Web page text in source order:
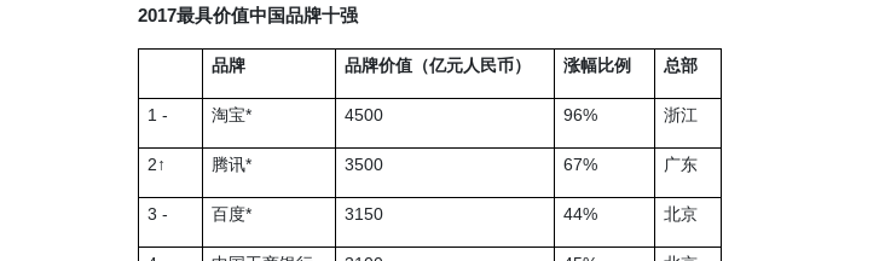
2017最具价值中国品牌十强
品牌 品牌价值（亿元人民币） 涨幅比例 总部
1 - 淘宝* 4500 96% 浙江
2 ↑ 腾讯* 3500 67% 广东
3 - 百度* 3150 44% 北京